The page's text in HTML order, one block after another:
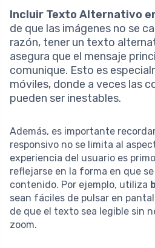
Incluir Texto Alternativo
de que las imágenes no se
razón, tener un texto
asegura que el mensaje
comunique. Esto es
móviles, donde a veces las
pueden ser inestables.
Además, es importante
responsivo no se limita al
experiencia del usuario es
reflejarse en la forma en que
contenido. Por ejemplo, utiliza
sean fáciles de pulsar en
de que el texto sea legible sin
zoom.